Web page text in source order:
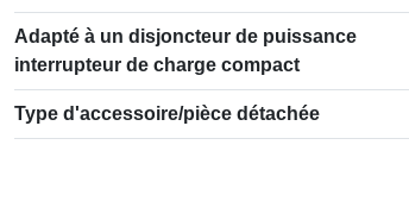
Adapté à un disjoncteur de puissance
interrupteur de charge compact
Type d'accessoire/pièce détachée